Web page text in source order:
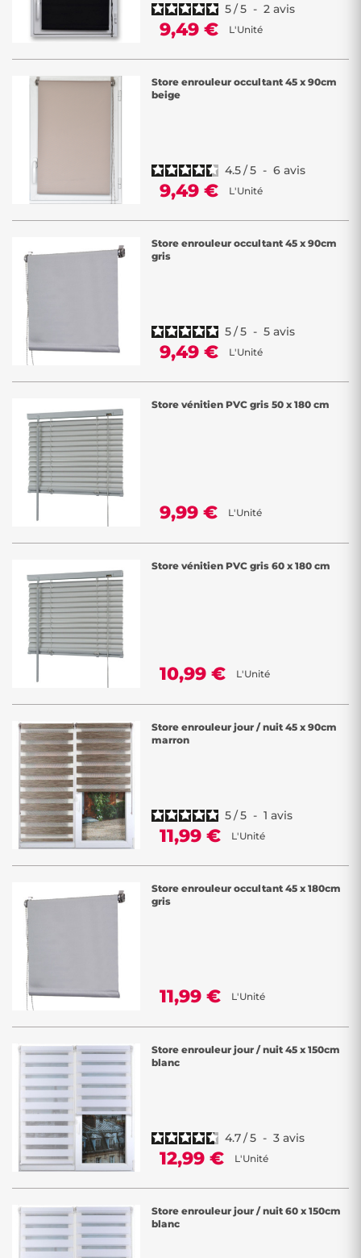
5/5 - 2 avis
9,49 € L'Unité
Store enrouleur occultant 45 x 90cm
beige
4.5/5 - 6 avis
9,49 € L'Unité
Store enrouleur occultant 45 x 90cm
gris
5/5 - 5 avis
9,49 € L'Unité
Store vénitien PVC gris 50 x 180 cm
9,99 € L'Unité
Store vénitien PVC gris 60 x 180 cm
10,99 € L'Unité
Store enrouleur jour / nuit 45 x 90cm
marron
5/5 - 1 avis
11,99 € L'Unité
Store enrouleur occultant 45 x 180cm
gris
11,99 € L'Unité
Store enrouleur jour / nuit 45 x 150cm
blanc
4.7/5 - 3 avis
12,99 € L'Unité
Store enrouleur jour / nuit 60 x 150cm
blanc